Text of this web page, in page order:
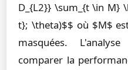
D_{L2}} \sum_{t \in M}
t}; \theta)$$ où $M$
masquées.
comparer la